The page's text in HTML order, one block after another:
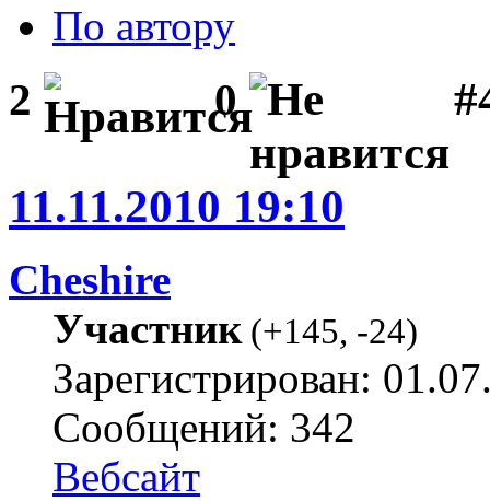
По автору
2 0
11.11.2010 19:10
Cheshire
Участник(+145, -24)
Зарегистрирован:
Сообщений: 342
Вебсайт